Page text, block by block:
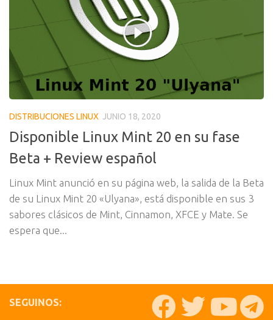
DISTRIBUCIONES LINUX JUNIO 18, 2020
Disponible Linux Mint 20 en su fase
Beta + Review español
Linux Mint anunció en su página web, la salida de la Beta
de su Linux Mint 20 «Ulyana», está disponible en sus 3
sabores clásicos de Mint, Cinnamon, XFCE y Mate. Se
espera que...
SEGUINOS: